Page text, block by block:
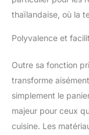
thaïlandaise, où la
Polyvalence et
Outre sa fonction
transforme
simplement le
majeur pour ceux
cuisine. Les